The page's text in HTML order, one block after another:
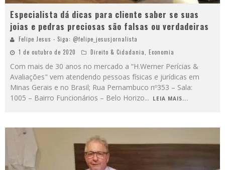
Especialista dá dicas para cliente saber se suas
joias e pedras preciosas são falsas ou verdadeiras
Felipe Jesus - Siga: @felipe_jesusjornalista
1 de outubro de 2020
Direito & Cidadania, Economia
Com mais de 30 anos no mercado a “H.Werner Perícias &
Avaliações" vem atendendo pessoas físicas e jurídicas em
Minas Gerais e no Brasil; Rua Pernambuco nº353 – Sala:
1005 – Bairro Funcionários – Belo Horizo... LEIA MAIS...